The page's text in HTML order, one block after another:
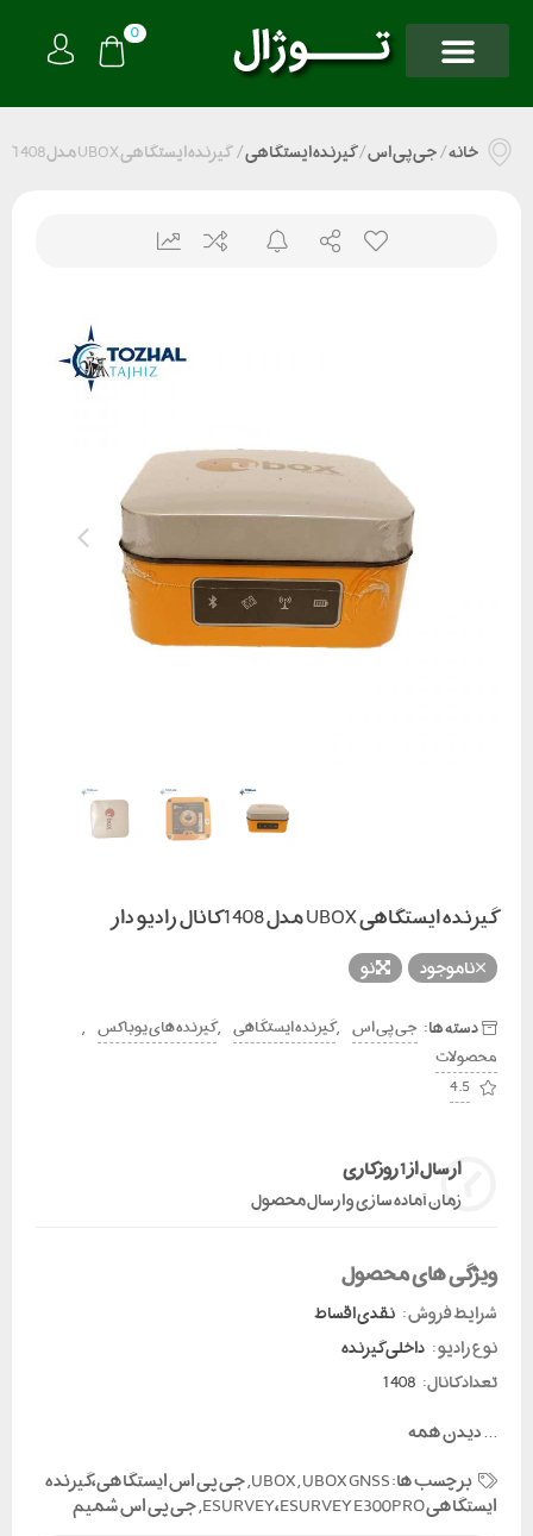
0
خانه/جی پی اس/گیرنده ایستگاهی/ گیرنده ایستگاهی UBOX مدل 1408 کانال رادیو دار
گیرنده ایستگاهی UBOX مدل 1408 کانال رادیو دار
ناموجود
نو
دسته ها: جی پی اس ,گیرنده ایستگاهی ,گیرنده های یوباکس ,
محصولات
4.5
ارسال از 1 روز کاری
زمان آماده سازی و ارسال محصول
ویژگی های محصول
شرایط فروش : نقدی اقساط
نوع رادیو : داخلی گیرنده
تعداد کانال:
...دیدن همه
برچسب ها:
UBOX,UBOX GNSS
,جی پی اس ایستگاهی،گیرنده
ایستگاهی ESURVEY،ESURVEY E300PRO ,جی پی اس شمیم